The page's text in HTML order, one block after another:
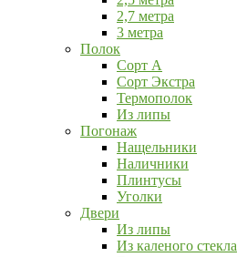
2,7 метра
3 метра
Полок
Сорт А
Сорт Экстра
Термополок
Из липы
Погонаж
Нащельники
Наличники
Плинтусы
Уголки
Двери
Из липы
Из каленого стекла